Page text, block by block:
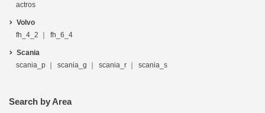
actros
Volvo
fh_4_2
fh_6_4
Scania
scania_p
scania_g scania_r scania_s
Search by Area